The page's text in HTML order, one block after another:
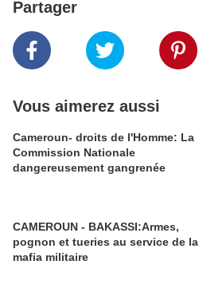
Partager
Vous aimerez aussi
Cameroun- droits de l'Homme: La
Commission Nationale
dangereusement gangrenée
CAMEROUN - BAKASSI:Armes,
pognon et tueries au service de la
mafia militaire